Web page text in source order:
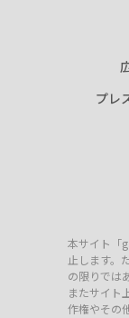
プレ
本サイト「
止します。
の限りでは
またサイト
作権やその